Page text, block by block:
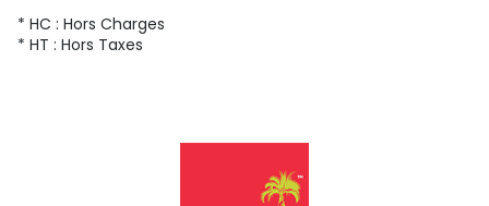
* HC : Hors Charges
* HT : Hors Taxes